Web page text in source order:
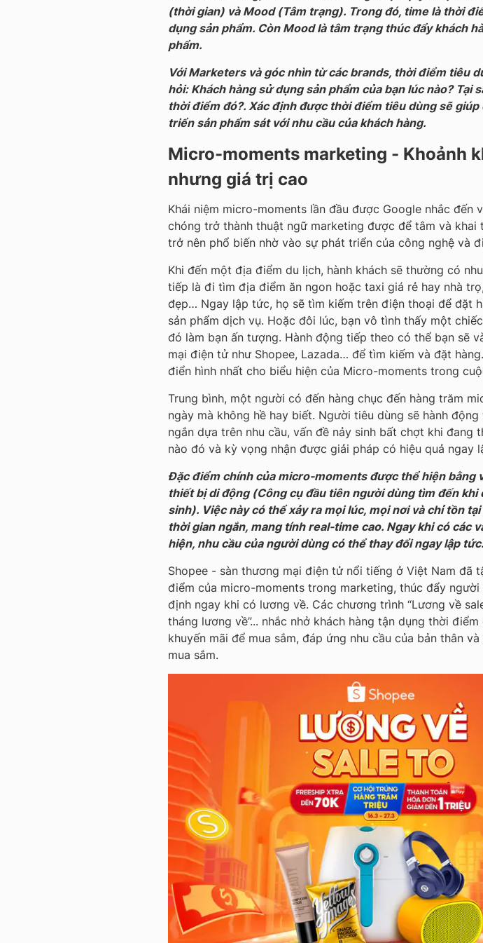
(thời gian) và Mood (Tâm trạng). Trong đó, time là thời
dụng sản phẩm. Còn Mood là tâm trạng thúc đẩy khách
phẩm.
Với Marketers và góc nhìn từ các brands, thời điểm tiêu
hỏi: Khách hàng sử dụng sản phẩm của bạn lúc nào? Tại
thời điểm đó?. Xác định được thời điểm tiêu dùng sẽ
triển sản phẩm sát với nhu cầu của khách hàng.
Micro-moments marketing - Khoảnh
nhưng giá trị cao
Khái niệm micro-moments lần đầu được Google nhắc đến
chóng trở thành thuật ngữ marketing được để tâm và khai
trở nên phổ biến nhờ vào sự phát triển của công nghệ và
Khi đến một địa điểm du lịch, hành khách sẽ thường có
tiếp là đi tìm địa điểm ăn ngon hoặc taxi giá rẻ hay nhà
đẹp… Ngay lập tức, họ sẽ tìm kiếm trên điện thoại để đặt
sản phẩm dịch vụ. Hoặc đôi lúc, bạn vô tình thấy một
đó làm bạn ấn tượng. Hành động tiếp theo có thể bạn sẽ
mại điện tử như Shopee, Lazada… để tìm kiếm và đặt
điển hình nhất cho biểu hiện của Micro-moments trong
Trung bình, một người có đến hàng chục đến hàng trăm
ngày mà không hề hay biết. Người tiêu dùng sẽ hành
ngắn dựa trên nhu cầu, vấn đề nảy sinh bất chợt khi đang
nào đó và kỳ vọng nhận được giải pháp có hiệu quả ngay
Đặc điểm chính của micro-moments được thể hiện bằng
thiết bị di động (Công cụ đầu tiên người dùng tìm đến khi
sinh). Việc này có thể xảy ra mọi lúc, mọi nơi và chỉ tồn
thời gian ngắn, mang tính real-time cao. Ngay khi có các
hiện, nhu cầu của người dùng có thể thay đổi ngay lập tức.
Shopee - sàn thương mại điện tử nổi tiếng ở Việt Nam đã
điểm của micro-moments trong marketing, thúc đẩy
định ngay khi có lương về. Các chương trình “Lương về
tháng lương về”... nhắc nhở khách hàng tận dụng thời
khuyến mãi để mua sắm, đáp ứng nhu cầu của bản thân
mua sắm.